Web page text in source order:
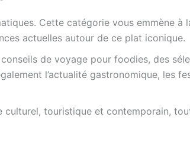
Cette catégorie vous emmène à
actuelles autour de ce plat iconique.
de voyage pour foodies, des
l’actualité gastronomique, les
touristique et contemporain,